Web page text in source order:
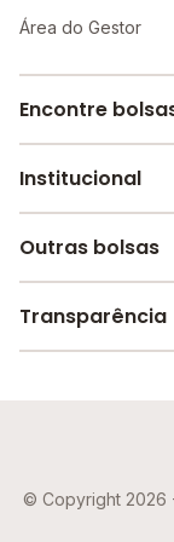
Área do Gestor
Encontre
Melhores escolas
Escolas por cidade
Institucional
Sobre o Melhor
Revista Melhor
Outras bolsas
Faculdades e
Transparência
Política de Cookies
© Copyright 2026